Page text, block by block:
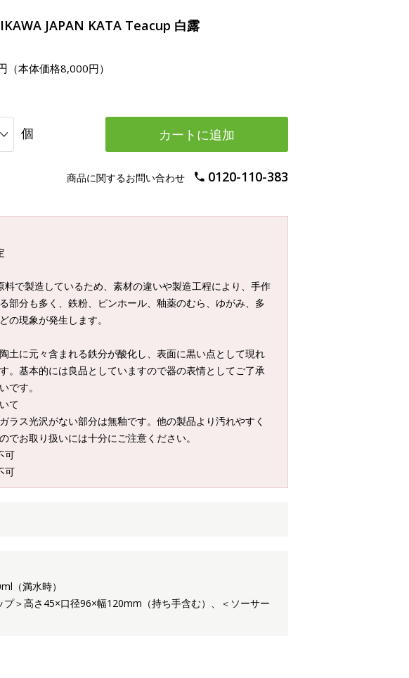
JAPAN KATA Teacup 白露
（本体価格8,000円）
個 カートに追加
商品に関するお問い合わせ 0120-110-383
料で製造しているため、素材の違いや製造工程により、手作
部分も多く、鉄粉、ピンホール、釉薬のむら、ゆがみ、多
の現象が発生します。
土に元々含まれる鉄分が酸化し、表面に黒い点として現れ
。基本的には良品としていますので器の表情としてご了承
です。
て
ラス光沢がない部分は無釉です。他の製品より汚れやすく
でお取り扱いには十分にご注意ください。
可
可
（満水時）
プ＞高さ45×口径96×幅120mm（持ち手含む）、＜ソーサー